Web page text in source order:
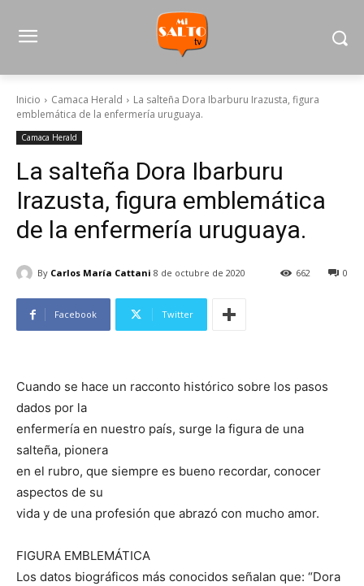
Inicio Camaca Herald
La salteña Dora Ibarburu Irazusta, figura
emblemática de la enfermería uruguaya.
Camaca Herald
La salteña Dora Ibarburu
Irazusta, figura emblemática
de la enfermería uruguaya.
By Carlos María Cattani 8 de octubre de 2020 0
662
Facebook Twitter
Cuando se hace un racconto histórico sobre los pasos
dados por la
enfermería en nuestro país, surge la figura de una
salteña, pionera
en el rubro, que siempre es bueno recordar, conocer
aspectos de su
vida y de una profesión que abrazó con mucho amor.
FIGURA EMBLEMÁTICA
Los datos biográficos más conocidos señalan que: “Dora